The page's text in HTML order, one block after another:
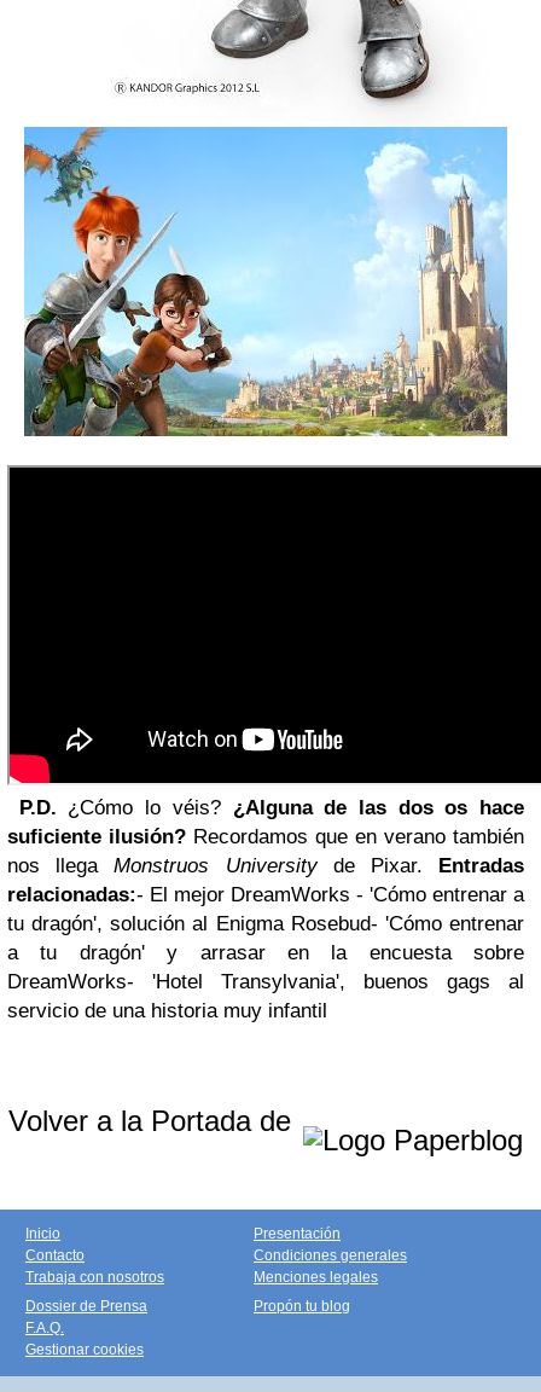
P.D. ¿Cómo lo véis? ¿Alguna de las dos os hace
suficiente ilusión? Recordamos que en verano también
nos llegaMonstruos Universityde Pixar. Entradas
relacionadas:- El mejor DreamWorks - 'Cómo entrenar a
tu dragón', solución al Enigma Rosebud- 'Cómo entrenar
a tu dragón' y arrasar en la encuesta sobre
DreamWorks- 'Hotel Transylvania', buenos gags al
servicio de una historia muy infantil
Volver a la Portada de
Inicio
Contacto
Trabaja con nosotros
Presentación
Condiciones generales
Menciones legales
Dossier de Prensa
F.A.Q.
Gestionar cookies
Propón tu blog